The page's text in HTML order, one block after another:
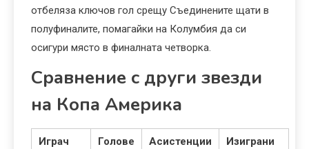
отбеляза ключов гол срещу Съединените щати в
полуфиналите, помагайки на Колумбия да си
осигури място в финалната четворка.
Сравнение с други звезди
на Копа Америка
Играч Голове Асистенции
Изиграни